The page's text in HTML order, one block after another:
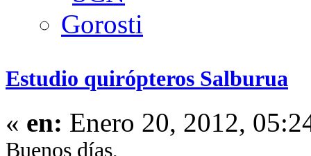
Estudio quirópteros Salburua
« en: Enero 20, 2012,
Buenos días,